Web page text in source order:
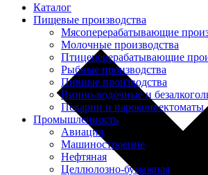
Каталог
Пищевые производства
Мясоперерабатывающие
Молочные производства
Птицеперерабатывающие
Рыбные производства
Пивные производства
Винно-водочные и
Пекарни и пароконвектоматы
Промышленность
Авиация
Машиностроение
Нефтяная
Целлюлозно-бумажная